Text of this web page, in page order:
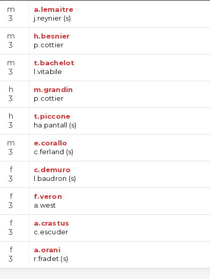
m
3
a.lemaitre
j.reynier (s)
m
3
h.besnier
p.cottier
m
3
t.bachelot
l.vitabile
h
3
m.grandin
p.cottier
h
3
t.piccone
ha.pantall (s)
m
3
e.corallo
c.ferland (s)
f
3
c.demuro
l.baudron (s)
f
3
f.veron
a.west
f
3
a.crastus
c.escuder
f
3
a.orani
r.fradet (s)